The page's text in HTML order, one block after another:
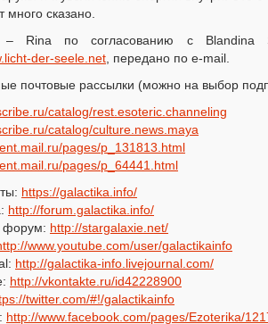
много сказано.
– Rina по согласованию с Blandina
der-seele.net , передано по e-mail.
почтовые рассылки (можно на выбор
catalog/rest.esoteric.channeling
catalog/culture.news.maya
pages/p_131813.html
pages/p_64441.html
https://galactika.info/
http://forum.galactika.info/
форум: http://stargalaxie.net/
www.youtube.com/user/galactikainfo
http://galactika-info.livejournal.com/
http://vkontakte.ru/id42228900
twitter.com/#!/galactikainfo
http://www.facebook.com/pages/Ezoterika/